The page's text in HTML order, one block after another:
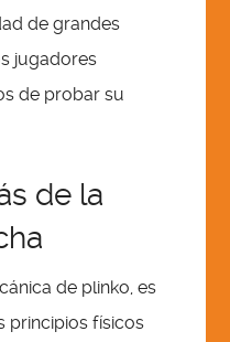
de grandes
jugadores
de probar su
de la
de plinko, es
principios físicos